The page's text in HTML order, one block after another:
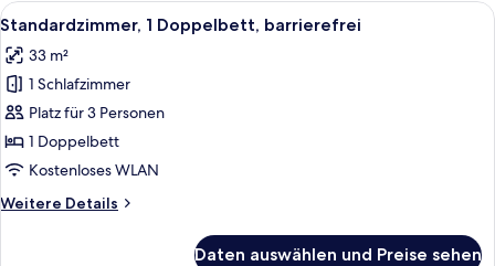
Bett,
Alle
Fotos
für
Standardzimmer,
1
Doppelbett,
barrierefrei
Ein Hotelzimmer mit einem großen
4
Standardzimmer, 1 Doppelbett, barrierefrei
33 m²
1 Schlafzimmer
Platz für 3 Personen
1 Doppelbett
Kostenloses WLAN
Weitere Details
Weitere
Daten auswählen und Preise sehen